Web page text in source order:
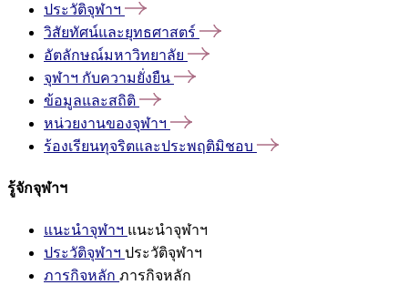
ประวัติจุฬาฯ
วิสัยทัศน์และยุทธศาสตร์
อัตลักษณ์มหาวิทยาลัย
จุฬาฯ กับความยั่งยืน
ข้อมูลและสถิติ
หน่วยงานของจุฬาฯ
ร้องเรียนทุจริตและประพฤติมิชอบ
รู้จักจุฬาฯ
แนะนำจุฬาฯ แนะนำจุฬาฯ
ประวัติจุฬาฯ ประวัติจุฬาฯ
ภารกิจหลัก ภารกิจหลัก